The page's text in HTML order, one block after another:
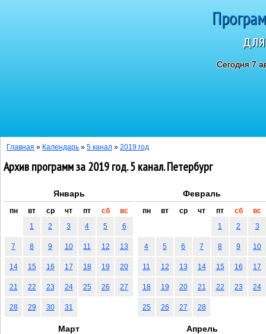
Сегодня 7
Главная » Календарь » 5 канал » 2019 год
Архив программ за 2019 год. 5 канал. Петербург
Январь
пн вт ср чт пт сб
вс
1
2 3 4 5 6
7 8 9 10 11 12 13
14 15 16 17 18 19 20
21 22 23 24 25 26 27
28 29 30 31
Февраль
пн вт ср чт пт сб
вс
1
2 3
4 5 6 7 8 9 10
11 12 13 14 15 16 17
18 19 20 21 22 23 24
25 26 27 28
Март Апрель